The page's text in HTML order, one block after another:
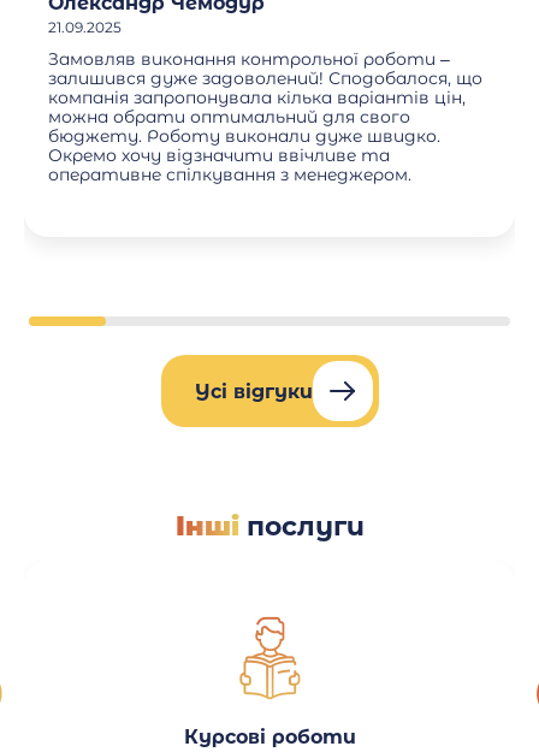
21.09.2025
Замовляв виконання контрольної роботи –
залишився дуже задоволений! Сподобалося, що
компанія запропонувала кілька варіантів цін,
можна обрати оптимальний для свого
бюджету. Роботу виконали дуже швидко.
Окремо хочу відзначити ввічливе та
оперативне спілкування з менеджером.
Усі відгуки
Іншіпослуги
Курсові роботи